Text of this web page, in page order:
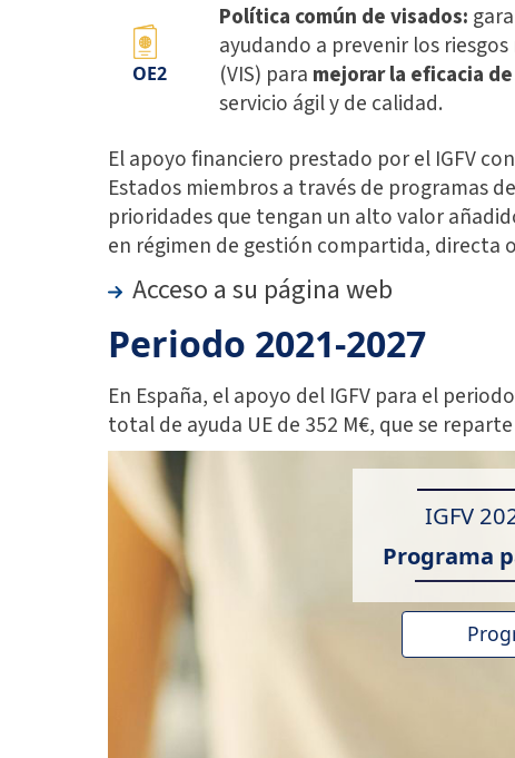
OE2
Política común de visados:
ayudando a prevenir los
(VIS) para mejorar la eficacia
servicio ágil y de calidad.
El apoyo financiero prestado por el IGFV
Estados miembros a través de programas
prioridades que tengan un alto valor
en régimen de gestión compartida, directa
Acceso a su página web
Periodo 2021-2027
En España, el apoyo del IGFV para el
total de ayuda UE de 352 M€, que se
IGFV
Programa